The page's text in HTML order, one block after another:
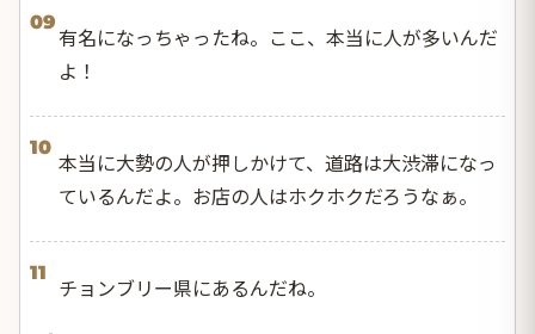
09
有名になっちゃったね。ここ、本当に人が多いんだ
よ！
10
本当に大勢の人が押しかけて、道路は大渋滞になっ
ているんだよ。お店の人はホクホクだろうなぁ。
11
チョンブリー県にあるんだね。